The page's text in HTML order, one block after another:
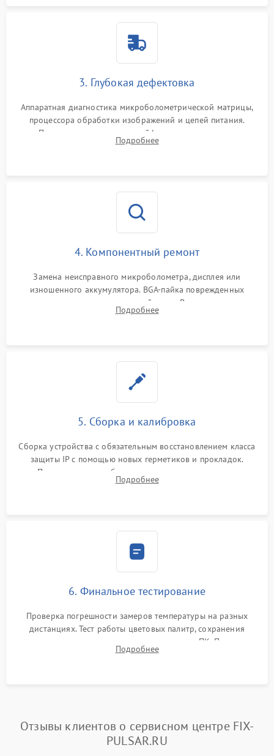
3. Глубокая дефектовка
Аппаратная диагностика микроболометрической матрицы,
процессора обработки изображений и цепей питания.
Проверка целостности шлейфов, модуля памяти и
интерфейсов связи. Выявление сгоревших SMD-компонентов
Подробнее
4. Компонентный ремонт
Замена неисправного микроболометра, дисплея или
изношенного аккумулятора. BGA-пайка поврежденных
контроллеров на материнской плате. Восстановление
разъемов и кнопок, замена поврежденных элементов
Подробнее
5. Сборка и калибровка
Сборка устройства с обязательным восстановлением класса
защиты IP с помощью новых герметиков и прокладок.
Программная калибровка матрицы по эталонному
абсолютно черному телу для точного измерения температур.
Подробнее
6. Финальное тестирование
Проверка погрешности замеров температуры на разных
дистанциях. Тест работы цветовых палитр, сохранения
термограмм в память и передачи данных на ПК. Проверка
автономности работы и итоговый контроль качества.
Подробнее
Отзывы клиентов о сервисном центре FIX-
PULSAR.RU